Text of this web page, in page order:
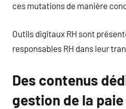
ces mutations de manière
Outils digitaux RH sont
responsables RH dans leur
Des contenus
gestion de la paie